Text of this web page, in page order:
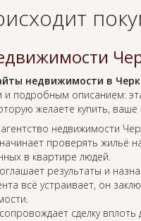
недвижимости в
подробным описанием:
желаете купить, ваше
недвижимости
проверять жильё
в квартире людей.
результаты и
всё устраивает, он
сделку